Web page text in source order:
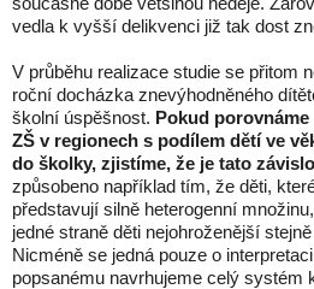
vedla k vyšší delikvenci již tak dost
V průběhu realizace studie se přitom
roční docházka znevýhodněného
školní úspěšnost. Pokud
ZŠ v regionech s podílem dětí ve
do školky, zjistíme, že je tato
způsobeno například tím, že děti,
představují silně heterogenní
jedné straně děti nejohroženější
Nicméně se jedná pouze o
popsanému navrhujeme celý systém